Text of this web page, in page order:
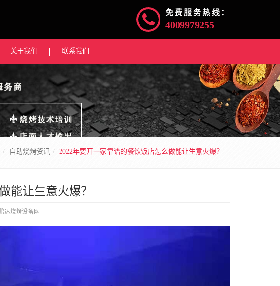
免费服务热线：
4009979255
关于我们 联系我们
自助烧烤资讯 2022年要开一家靠谱的餐饮饭店怎么做能让生意火爆？
能让生意火爆？
达烧烤设备网